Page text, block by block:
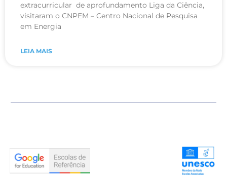
extracurricular de aprofundamento Liga da Ciência,
visitaram o CNPEM – Centro Nacional de Pesquisa
em Energia
LEIA MAIS